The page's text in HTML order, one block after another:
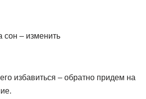
сон – изменить
избавиться – обратно придем на